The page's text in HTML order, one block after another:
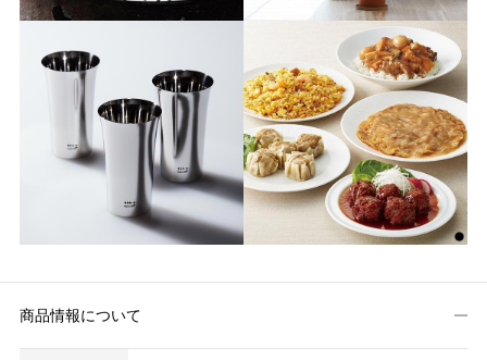
商品情報について